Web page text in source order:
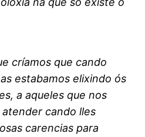
críamos que cando
estabamos elixindo ós
a aqueles que nos
cando lles
carencias para